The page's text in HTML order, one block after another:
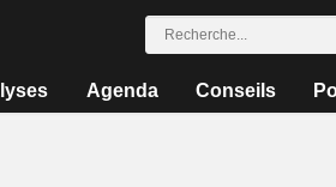
Agenda Conseils